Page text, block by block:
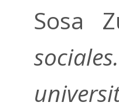
Sosa